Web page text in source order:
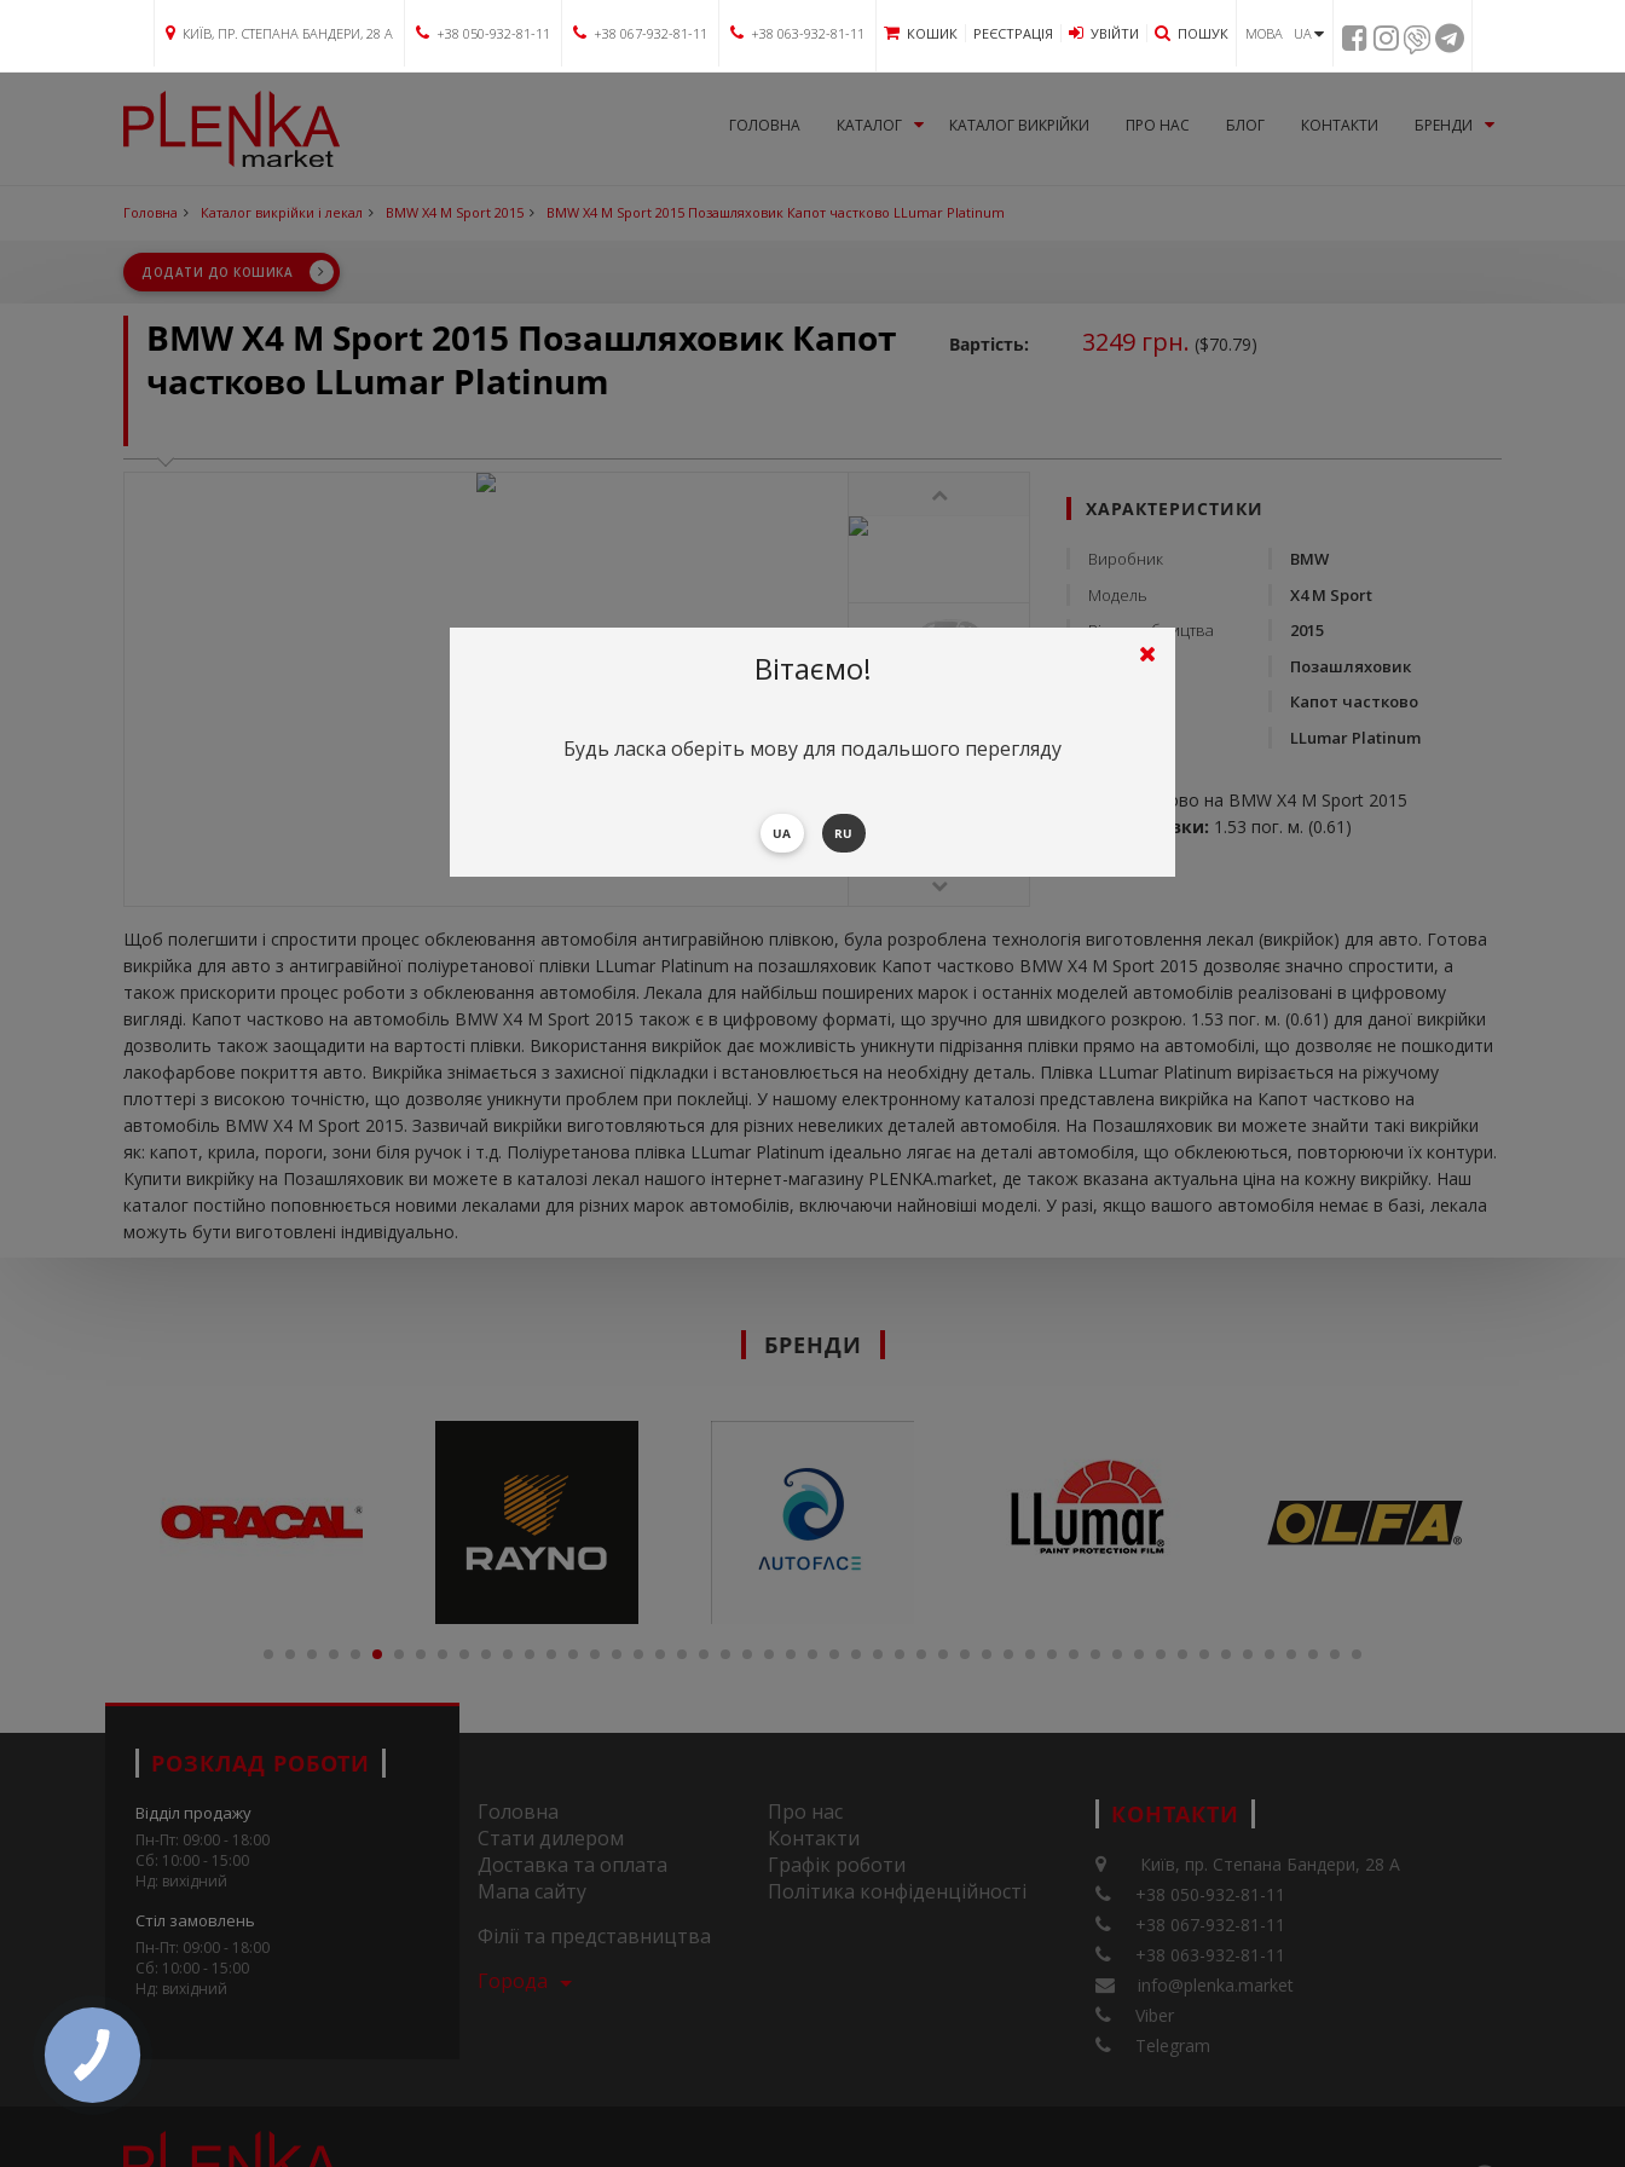
КИЇВ, ПР. СТЕПАНА БАНДЕРИ, 28 А +38 050-932-81-11 +38 067-932-81-11 +38 063-932-81-11 КОШИК РЕЄСТРАЦІЯ УВIЙТИ ПОШУК МОВА UA
ГОЛОВНА КАТАЛОГ КАТАЛОГ ВИКРІЙКИ ПРО НАС БЛОГ КОНТАКТИ БРЕНДИ
Головна Каталог викрійки і лекал BMW X4 M Sport 2015 BMW X4 M Sport 2015 Позашляховик Капот частково LLumar Platinum
ДОДАТИ ДО КОШИКА
BMW X4 M Sport 2015 Позашляховик Капот
частково LLumar Platinum
Вартість: 3249грн. ($70.79)
ХАРАКТЕРИСТИКИ
Виробник
BMW
Модель
X4 M Sport
Рік виробництва
2015
Тип кузову
Позашляховик
Капот частково
LLumar Platinum
Капот частково на BMW X4 M Sport 2015
Витрата плівки: 1.53 пог. м. (0.61)
Щоб полегшити і спростити процес обклеювання автомобіля антигравійною плівкою, була розроблена технологія виготовлення лекал (викрійок) для авто. Готова
викрійка для авто з антигравійної поліуретанової плівки LLumar Platinum на позашляховик Капот частково BMW X4 M Sport 2015 дозволяє значно спростити, а
також прискорити процес роботи з обклеювання автомобіля. Лекала для найбільш поширених марок і останніх моделей автомобілів реалізовані в цифровому
вигляді. Капот частково на автомобіль BMW X4 M Sport 2015 також є в цифровому форматі, що зручно для швидкого розкрою. 1.53 пог. м. (0.61) для даної викрійки
дозволить також заощадити на вартості плівки. Використання викрійок дає можливість уникнути підрізання плівки прямо на автомобілі, що дозволяє не пошкодити
лакофарбове покриття авто. Викрійка знімається з захисної підкладки і встановлюється на необхідну деталь. Плівка LLumar Platinum вирізається на ріжучому
плоттері з високою точністю, що дозволяє уникнути проблем при поклейці. У нашому електронному каталозі представлена ​​викрійка на Капот частково на
автомобіль BMW X4 M Sport 2015. Зазвичай викрійки виготовляються для різних невеликих деталей автомобіля. На Позашляховик ви можете знайти такі викрійки
як: капот, крила, пороги, зони біля ручок і т.д. Поліуретанова плівка LLumar Platinum ідеально лягає на деталі автомобіля, що обклеюються, повторюючи їх контури.
Купити викрійку на Позашляховик ви можете в каталозі лекал нашого інтернет-магазину PLENKA.market, де також вказана актуальна ціна на кожну викрійку. Наш
каталог постійно поповнюється новими лекалами для різних марок автомобілів, включаючи найновіші моделі. У разі, якщо вашого автомобіля немає в базі, лекала
можуть бути виготовлені індивідуально.
БРЕНДИ
РОЗКЛАД РОБОТИ
Відділ продажу
Пн-Пт: 09:00 - 18:00
Сб: 10:00 - 15:00
Нд: вихідний
Стіл замовлень
Пн-Пт: 09:00 - 18:00
Сб: 10:00 - 15:00
Нд: вихідний
Головна
Про нас
Стати дилером
Контакти
Доставка та оплата
Графік роботи
Мапа сайту
Політика конфіденційності
Філії та представництва
Города
КОНТАКТИ
Київ, пр. Степана Бандери, 28 А
+38 050-932-81-11
+38 067-932-81-11
+38 063-932-81-11
info@plenka.market
Viber
Telegram
Вітаємо!
Будь ласка оберіть мову для подальшого перегляду
UA RU